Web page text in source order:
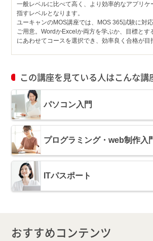
一般レベルに比べて高く、より効率的なアプリケ
指すレベルとなります。
ユーキャンのMOS講座では、MOS 365試験に対
ご用意。WordかExcelか両方を学ぶか、目標とす
にあわせてコースを選択でき、効率良く合格が目
この講座を見ている人はこんな講
パソコン入門
プログラミング・web制作入
ITパスポート
おすすめコンテンツ